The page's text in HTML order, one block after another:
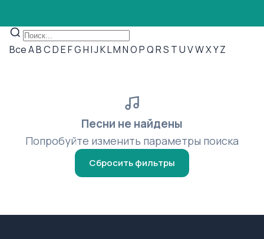
ВсеABCDEFGHIJKLMNOPQRS TUVWXYZ
Песни не найдены
Попробуйте изменить параметры поиска
Сбросить фильтры